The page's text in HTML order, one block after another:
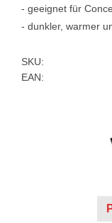
- geeignet für
- dunkler, warmer
SKU:
EAN: